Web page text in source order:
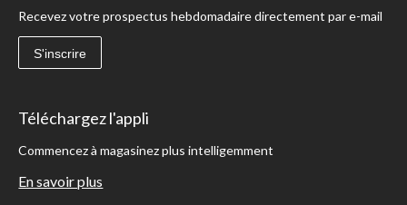
Recevez votre prospectus hebdomadaire directement par e-mail
S'inscrire
Téléchargez l'appli
Commencez à magasinez plus intelligemment
En savoir plus